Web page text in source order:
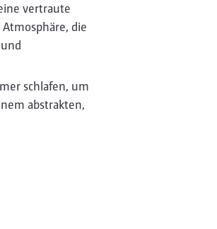
vertraute
die
schlafen, um
abstrakten,